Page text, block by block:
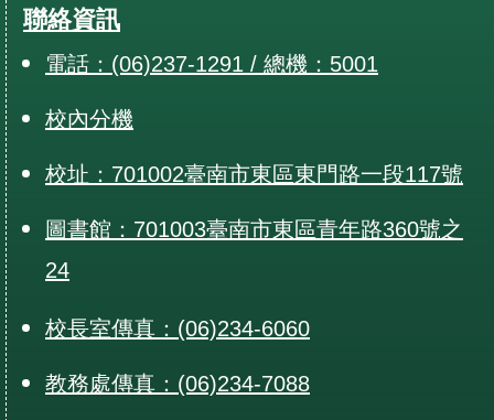
聯絡資訊
電話：(06)237-1291 / 總機：5001
校內分機
校址：701002臺南市東區東門路一段117號
圖書館：701003臺南市東區青年路360號之
24
校長室傳真：(06)234-6060
教務處傳真：(06)234-7088